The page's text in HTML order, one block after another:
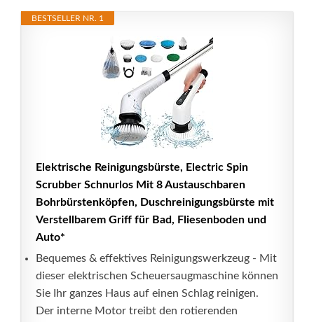
BESTSELLER NR. 1
Elektrische Reinigungsbürste, Electric Spin
Scrubber Schnurlos Mit 8 Austauschbaren
Bohrbürstenköpfen, Duschreinigungsbürste mit
Verstellbarem Griff für Bad, Fliesenboden und
Auto*
Bequemes & effektives Reinigungswerkzeug - Mit
dieser elektrischen Scheuersaugmaschine können
Sie Ihr ganzes Haus auf einen Schlag reinigen.
Der interne Motor treibt den rotierenden